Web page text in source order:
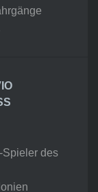
Spieler des